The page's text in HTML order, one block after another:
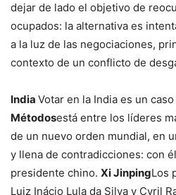
dejar de lado el objetivo de
ocupados: la alternativa es
a la luz de las negociaciones,
contexto de un conflicto de
India Votar en la India es un
Métodosestá entre los líderes
de un nuevo orden mundial, en
y llena de contradicciones: con
presidente chino. Xi JinpingLos
Luiz Inácio Lula da Silva y Cyril